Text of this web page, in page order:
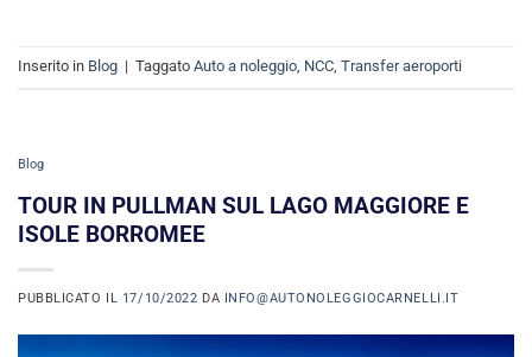
Inserito in Blog | Taggato Auto a noleggio, NCC, Transfer aeroporti
Blog
TOUR IN PULLMAN SUL LAGO MAGGIORE E
ISOLE BORROMEE
PUBBLICATO IL 17/10/2022 DA INFO@AUTONOLEGGIOCARNELLI.IT